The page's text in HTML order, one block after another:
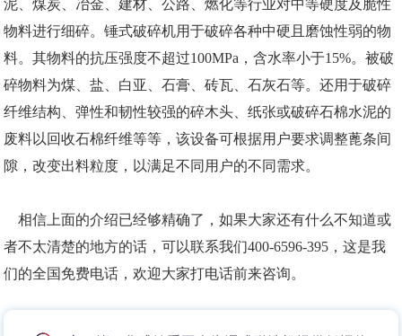
泥、煤炭、冶金、建材、公路、燃化等行业对中等硬度及脆性
物料进行细碎。锤式破碎机用于破碎各种中硬且磨蚀性弱的物
料。其物料的抗压强度不超过100MPa，含水率小于15%。被破
碎物料为煤、盐、白亚、石膏、砖瓦、石灰石等。还用于破碎
纤维结构、弹性和韧性较强的碎木头、纸张或破碎石棉水泥的
废料以回收石棉纤维等等，该设备可根据用户要求调整蓖条间
隙，改变出料粒度，以满足不同用户的不同需求。
相信上面的介绍已经够精确了，如果大家还有什么不知道或
者不太清楚的地方的话，可以联系我们400-6596-395，这是我
们的全国免费电话，欢迎大家打电话前来咨询。